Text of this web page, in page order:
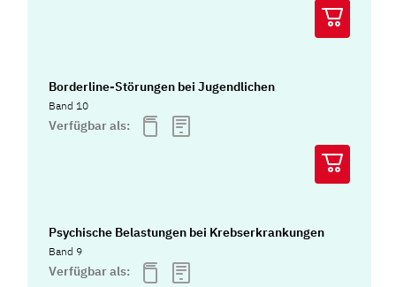
Borderline-Störungen bei Jugendlichen
Band 10
Verfügbar als:
Psychische Belastungen bei Krebserkrankungen
Band 9
Verfügbar als: